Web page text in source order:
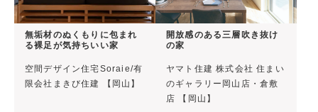
無垢材のぬくもりに包まれ
る裸足が気持ちいい家
空間デザイン住宅Soraie/有
限会社まきび住建 【岡山】
開放感のある三層吹き抜け
の家
ヤマト住建 株式会社 住まい
のギャラリー岡山店・倉敷
店 【岡山】